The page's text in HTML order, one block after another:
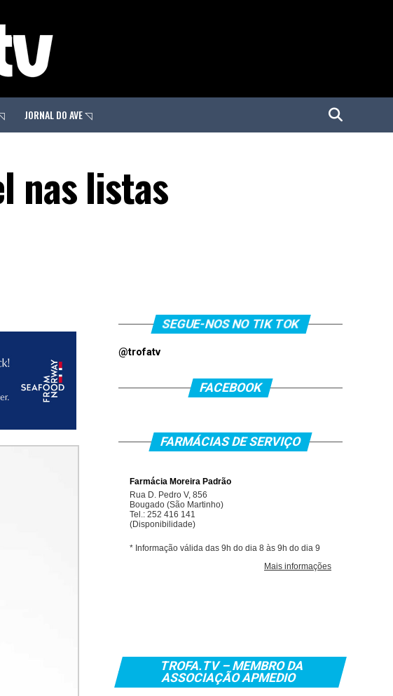
JORNAL DO AVE ◹
nas listas
SEGUE-NOS NO TIK TOK
@trofatv
FACEBOOK
FARMÁCIAS DE SERVIÇO
TROFA.TV – MEMBRO DA
ASSOCIAÇÃO APMEDIO